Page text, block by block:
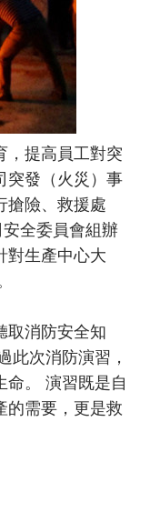
，提高員工對突
突發（火災）事
搶險、救援處
全委員會組辦
對生產中心大
取消防安全知
此次消防演習，
命。 演習既是自
的需要，更是救